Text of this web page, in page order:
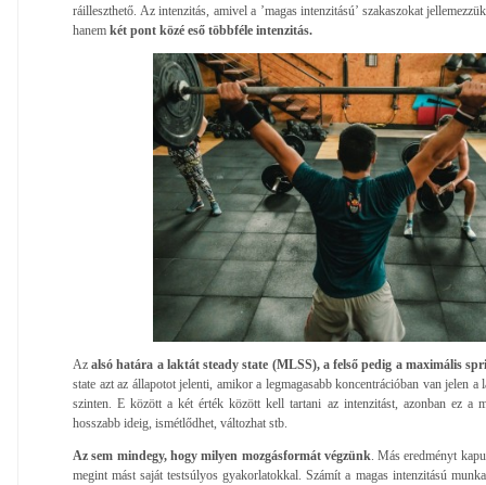
ráilleszthető. Az intenzitás, amivel a ’magas intenzitású’ szakaszokat
hanem két pont közé eső többféle intenzitás.
Azalsó határa a laktát steady state (MLSS), a felső pedig a maximális
state azt az állapotot jelenti, amikor a legmagasabb koncentrációban van jelen a
szinten. E között a két érték között kell tartani az intenzitást, azonban ez a
hosszabb ideig, ismétlődhet, változhat stb.
Az sem mindegy, hogy milyen mozgásformát végzünk . Más eredményt
megint mást saját testsúlyos gyakorlatokkal. Számít a magas intenzitású